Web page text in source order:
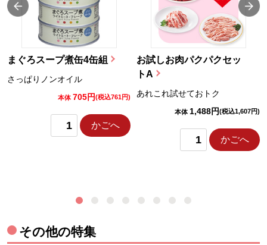
まぐろスープ煮缶4缶組
さっぱりノンオイル
本体 705円(税込761円)
かごへ
お試しお肉パクパクセッ
トA
あれこれ試せておトク
本体 1,488円(税込1,607円)
かごへ
その他の特集